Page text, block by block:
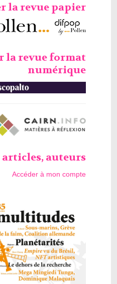
la revue papier
la revue format
numérique
articles, auteurs
Accéder à mon compte